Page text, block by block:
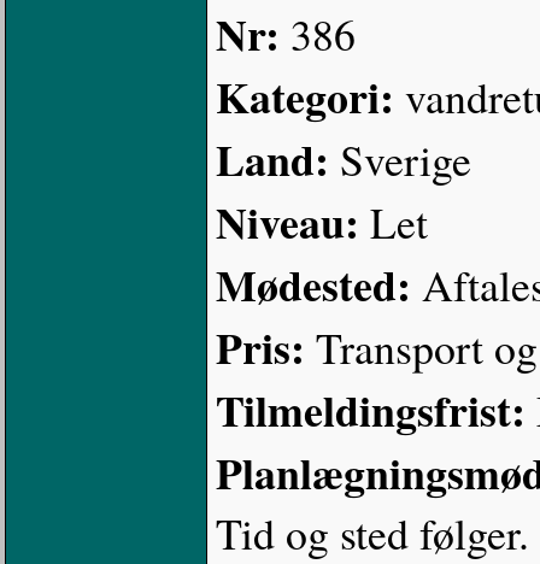
Nr: 386
Kategori:
Land: Sverige
Niveau: Let
Mødested:
Pris: Transport
Tilmeldingsfrist:
Tid og sted følger.